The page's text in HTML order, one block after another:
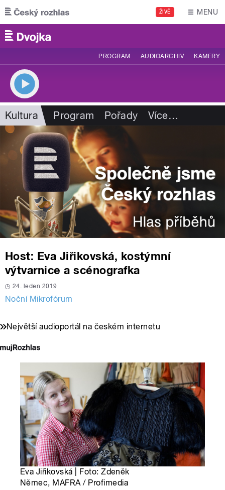
Přejít k hlavnímu obsahu
ŽIVĚ MENU
PROGRAM AUDIOARCHIV KAMERY
Kultura Program Pořady Více…
Host: Eva Jiřikovská, kostýmní
výtvarnice a scénografka
24. leden 2019
Noční Mikrofórum
Největší audioportál na českém internetu
Eva Jiřikovská | Foto: Zdeněk
Němec, MAFRA / Profimedia